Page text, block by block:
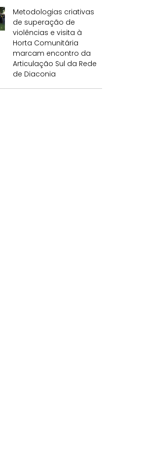
Metodologias criativas
de superação de
violências e visita à
Horta Comunitária
marcam encontro da
Articulação Sul da Rede
de Diaconia